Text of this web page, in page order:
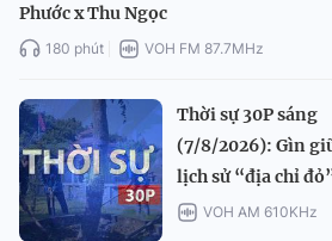
Phước x Thu Ngọc
180 phút VOH FM 87.7MHz
Thời sự 30P sáng
(7/8/2026): Gìn
lịch sử “địa chỉ
VOH AM 610KHz